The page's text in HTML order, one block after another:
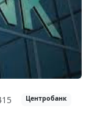
Центробанк